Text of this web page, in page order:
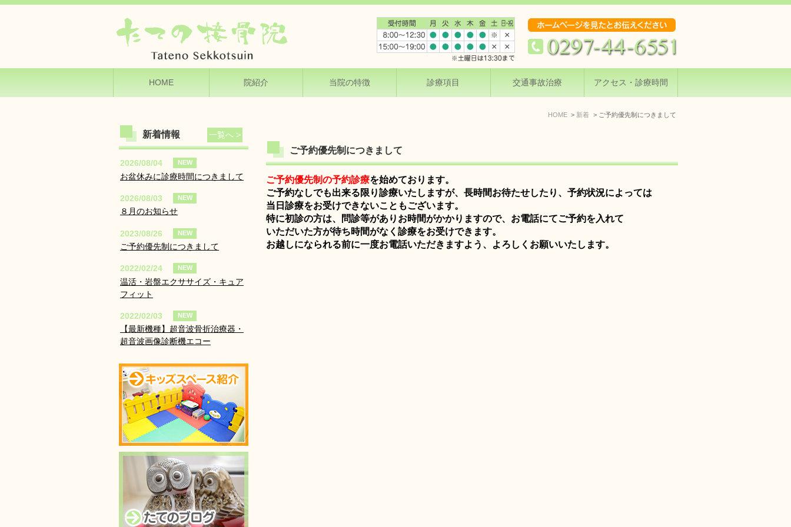
HOME 院紹介 当院の特徴 診療項目 交通事故治療 アクセス・診療時間
HOME 新着 ご予約優先制につきまして
ご予約優先制につきまして
ご予約優先制の予約診療を始めております。
ご予約なしでも出来る限り診療いたしますが、長時間お待たせしたり、予約状況によっては
当日診療をお受けできないこともございます。
特に初診の方は、問診等がありお時間がかかりますので、お電話にてご予約を入れて
いただいた方が待ち時間がなく診療をお受けできます。
お越しになられる前に一度お電話いただきますよう、よろしくお願いいたします。
新着情報 一覧へ >
2026/08/04 NEW
お盆休みに診療時間につきまして
2026/08/03 NEW
８月のお知らせ
2023/08/26 NEW
ご予約優先制につきまして
2022/02/24 NEW
温活・岩盤エクササイズ・キュア
フィット
2022/02/03 NEW
【最新機種】超音波骨折治療器・
超音波画像診断機エコー